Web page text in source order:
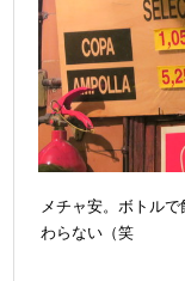
メチャ安。ボトル
わらない（笑